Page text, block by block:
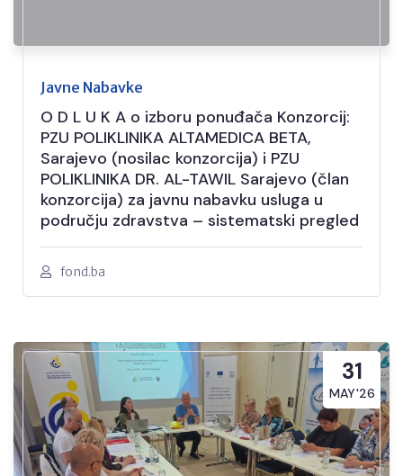
Javne Nabavke
O D L U K A o izboru ponuđača Konzorcij:
PZU POLIKLINIKA ALTAMEDICA BETA,
Sarajevo (nosilac konzorcija) i PZU
POLIKLINIKA DR. AL-TAWIL Sarajevo (član
konzorcija) za javnu nabavku usluga u
području zdravstva – sistematski pregled
fond.ba
31
MAY'26